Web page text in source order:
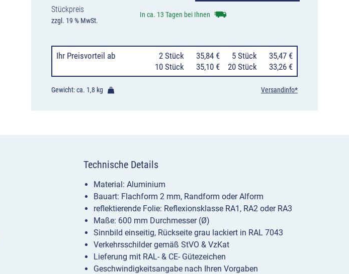
Stückpreis
zzgl. 19 % MwSt.
In ca. 13 Tagen bei Ihnen
Ihr Preisvorteil ab 2 Stück 35,84 € 5 Stück
35,47 €
10 Stück
35,10 € 20 Stück 33,26 €
Gewicht: ca. 1,8 kg Versandinfo*
Technische Details
Material: Aluminium
Bauart: Flachform 2 mm, Randform oder Alform
reflektierende Folie: Reflexionsklasse RA1, RA2 oder RA3
Maße: 600 mm Durchmesser (Ø)
Sinnbild einseitig, Rückseite grau lackiert in RAL 7043
Verkehrsschilder gemäß StVO & VzKat
Lieferung mit RAL- & CE- Gütezeichen
Geschwindigkeitsangabe nach Ihren Vorgaben